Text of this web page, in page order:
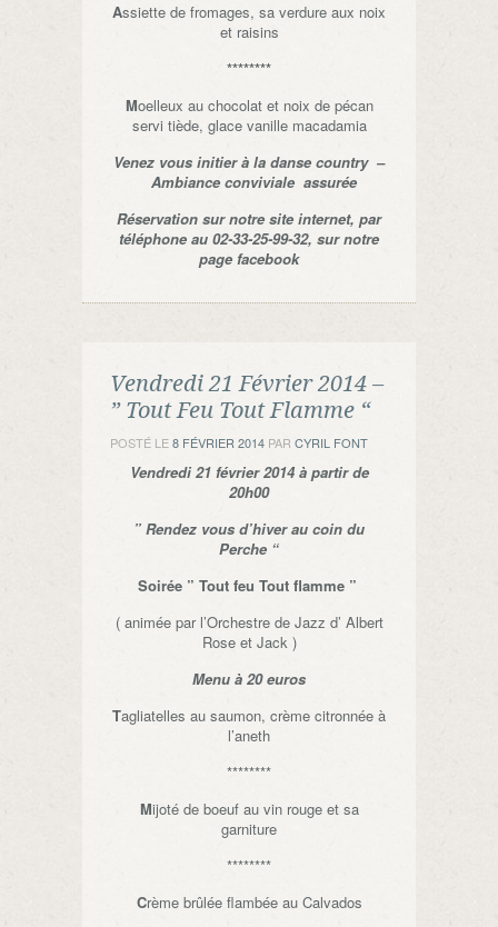
Assiette de fromages, sa verdure aux noix
et raisins
********
Moelleux au chocolat et noix de pécan
servi tiède, glace vanille macadamia
Venez vous initier à la danse country –
Ambiance conviviale assurée
Réservation sur notre site internet, par
téléphone au 02-33-25-99-32, sur notre
page facebook
Vendredi 21 Février 2014 –
” Tout Feu Tout Flamme “
POSTÉ LE8 FÉVRIER 2014 PAR CYRIL FONT
Vendredi 21 février 2014 à partir de
20h00
” Rendez vous d’hiver au coin du
Perche “
Soirée ” Tout feu Tout flamme ”
( animée par l’Orchestre de Jazz d’ Albert
Rose et Jack )
Menu à 20 euros
Tagliatelles au saumon, crème citronnée à
l’aneth
********
Mijoté de boeuf au vin rouge et sa
garniture
********
Crème brûlée flambée au Calvados